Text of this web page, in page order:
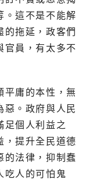
。這不是不能解
的拖延，政客們
官員，有太多不
平庸的本性，無
惡。政府與人民
足個人利益之
，提升全民道德
的法律，抑制蠢
吃人的可怕鬼